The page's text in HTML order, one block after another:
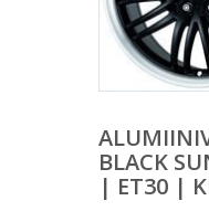
BLACK
| ET30 |